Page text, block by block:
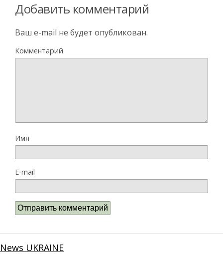
Добавить комментарий
Ваш e-mail не будет опубликован.
Комментарий
Имя
E-mail
News UKRAINE